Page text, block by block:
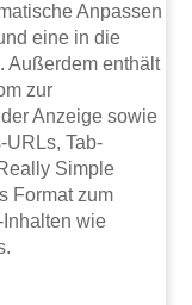
Anpassen
eine in die
. Außerdem enthält
zur
Anzeige sowie
URLs, Tab-
Simple
Format zum
wie